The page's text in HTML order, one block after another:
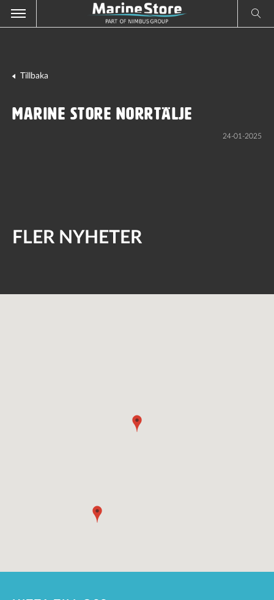
Tillbaka
Marine Store Norrtälje
24-01-2025
FLER NYHETER